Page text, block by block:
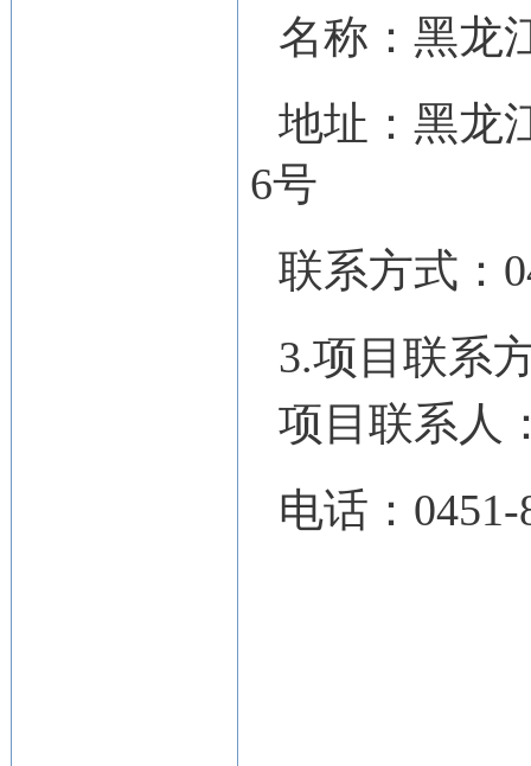
名称： 黑龙
地址： 黑龙
6号
联系方式：
3.项目联系
项目联系人
电话： 0451-